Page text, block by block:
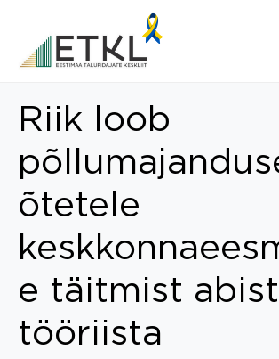
Riik loob
õtetele
e täitmist
tööriista